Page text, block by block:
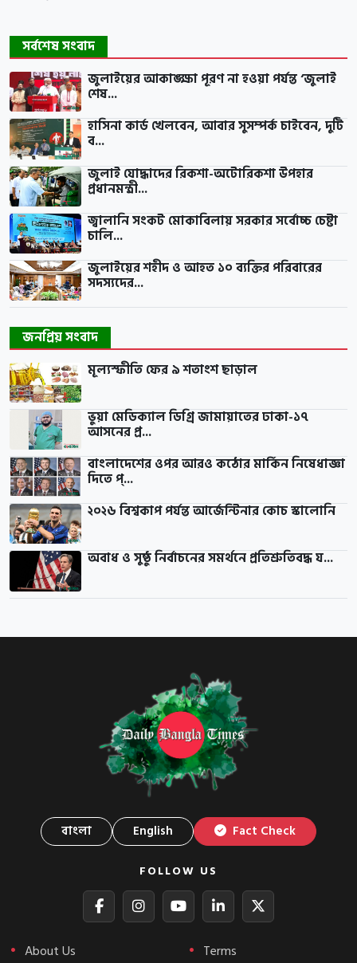
সর্বশেষ সংবাদ
জুলাইয়ের আকাঙ্ক্ষা পূরণ না হওয়া পর্যন্ত ‘জুলাই
শেষ...
হাসিনা কার্ড খেলবেন, আবার সুসম্পর্ক চাইবেন, দুটি
ব...
জুলাই যোদ্ধাদের রিকশা-অটোরিকশা উপহার
প্রধানমন্ত্রী...
জ্বালানি সংকট মোকাবিলায় সরকার সর্বোচ্চ চেষ্টা
চালি...
জুলাইয়ের শহীদ ও আহত ১০ ব্যক্তির পরিবারের
সদস্যদের...
জনপ্রিয় সংবাদ
মূল্যস্ফীতি ফের ৯ শতাংশ ছাড়াল
ভুয়া মেডিক্যাল ডিগ্রি জামায়াতের ঢাকা-১৭
আসনের প্র...
বাংলাদেশের ওপর আরও কঠোর মার্কিন নিষেধাজ্ঞা
দিতে প্...
২০২৬ বিশ্বকাপ পর্যন্ত আর্জেন্টিনার কোচ স্কালোনি
অবাধ ও সুষ্ঠু নির্বাচনের সমর্থনে প্রতিশ্রুতিবদ্ধ য...
বাংলা English Fact Check
FOLLOW US
About Us
Terms